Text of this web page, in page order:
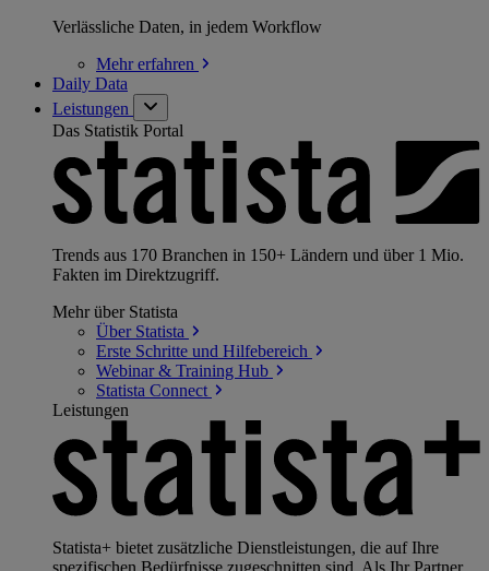
Verlässliche Daten, in jedem Workflow
Mehrerfahren
Daily Data
Leistungen
Das Statistik Portal
Trends aus 170 Branchen in 150+ Ländern und über 1 Mio.
Fakten im Direktzugriff.
Mehr über Statista
Über Statista
Erste Schritte und Hilfebereich
Webinar & Training Hub
Statista Connect
Leistungen
Statista+ bietet zusätzliche Dienstleistungen, die auf Ihre
spezifischen Bedürfnisse zugeschnitten sind. Als Ihr Partner